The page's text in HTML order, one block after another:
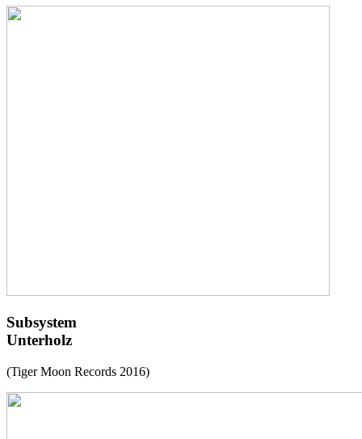
Subsystem
Unterholz
(Tiger Moon Records 2016)